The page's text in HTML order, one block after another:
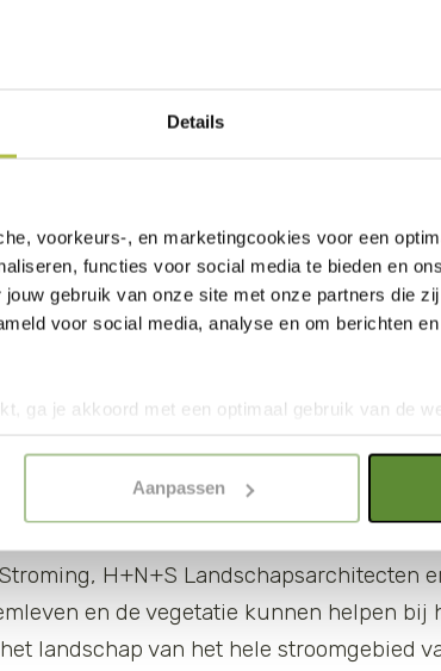
Details
voorkeurs-, en marketingcookies voor een
functies voor social media te bieden en
gebruik van onze site met onze partners die
voor social media, analyse en om berichten
ga je akkoord met een optimaal gebruik van de
in "selectie toestaan" of "alleen
Aanpassen
sfeer snel omslaan. Het landschap is
Dorpen en steden zijn bovendien zo
straten stromen. Schaalvergroting in de
hellende akkers, zonder bomen,
grond die met greppels of
het snel afstromende water
voor
H+N+S Landschapsarchitecten
en de vegetatie kunnen helpen bij
landschap van het hele stroomgebied